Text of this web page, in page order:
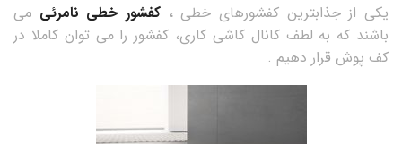
یکی از جذابترین کفشورهای خطی ، کفشور خطی نامرئی می
باشند که به لطف کانال کاشی کاری، کفشور را می توان کاملا در
کف پوش قرار دهیم .